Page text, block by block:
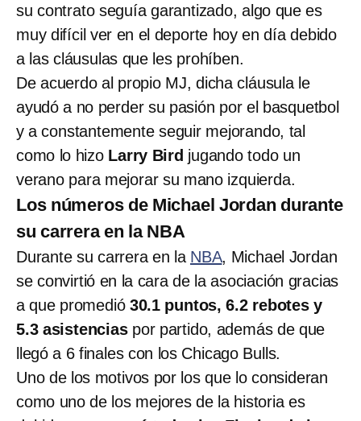
su contrato seguía garantizado, algo que es
muy difícil ver en el deporte hoy en día debido
a las cláusulas que les prohíben.
De acuerdo al propio MJ, dicha cláusula le
ayudó a no perder su pasión por el basquetbol
y a constantemente seguir mejorando, tal
como lo hizo Larry Bird jugando todo un
verano para mejorar su mano izquierda.
Los números de Michael Jordan durante
su carrera en la NBA
Durante su carrera en la NBA, Michael Jordan
se convirtió en la cara de la asociación gracias
a que promedió 30.1 puntos, 6.2 rebotes y
5.3 asistenciaspor partido, además de que
llegó a 6 finales con los Chicago Bulls.
Uno de los motivos por los que lo consideran
como uno de los mejores de la historia es